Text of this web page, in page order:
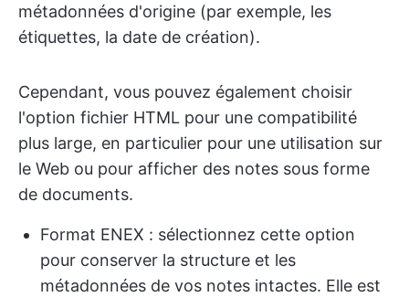
métadonnées d'origine (par exemple, les
étiquettes, la date de création).
Cependant, vous pouvez également choisir
l'option fichier HTML pour une compatibilité
plus large, en particulier pour une utilisation sur
le Web ou pour afficher des notes sous forme
de documents.
Format ENEX : sélectionnez cette option
pour conserver la structure et les
métadonnées de vos notes intactes. Elle est